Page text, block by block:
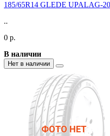
185/65R14 GLEDE UPALAG-
..
0 р.
В наличии
Нет в наличии